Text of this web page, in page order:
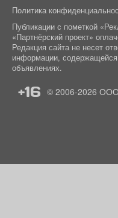
Политика
Публикации с пометкой
«Партнёрский проект»
Редакция сайта не несет
информации,
объявлениях.
+16 © 2006-2026 ООО